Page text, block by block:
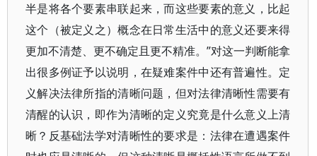
半是将各个要素串联起来，而这些要素的意义，比起
这个（被定义之）概念在日常生活中的意义还要来得
更加不清楚、更不确定且更不精准。”对这一判断能拿
出很多例证予以说明，在疑难案件中还有普遍性。定
义解决法律所指的清晰问题，但对法律清晰性需要有
清醒的认识，即作为清晰的定义究竟是什么意义上清
晰？反基础法学对清晰性的要求是：法律在遭遇案件